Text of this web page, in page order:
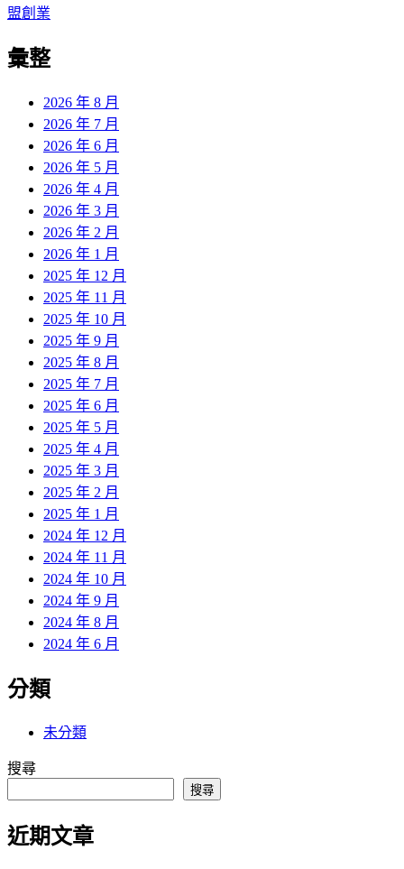
導
覽
盟創業
彙整
2026 年 8 月
2026 年 7 月
2026 年 6 月
2026 年 5 月
2026 年 4 月
2026 年 3 月
2026 年 2 月
2026 年 1 月
2025 年 12 月
2025 年 11 月
2025 年 10 月
2025 年 9 月
2025 年 8 月
2025 年 7 月
2025 年 6 月
2025 年 5 月
2025 年 4 月
2025 年 3 月
2025 年 2 月
2025 年 1 月
2024 年 12 月
2024 年 11 月
2024 年 10 月
2024 年 9 月
2024 年 8 月
2024 年 6 月
分類
未分類
搜尋
搜尋
近期文章